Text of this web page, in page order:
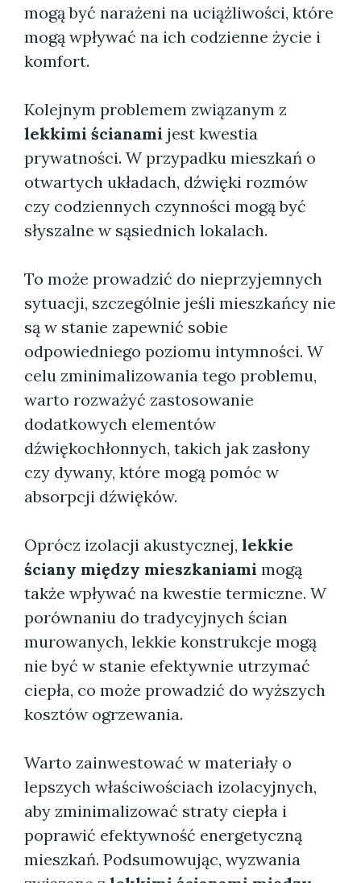
mogą być narażeni na uciążliwości, które
mogą wpływać na ich codzienne życie i
komfort.
Kolejnym problemem związanym z
lekkimi ścianami jest kwestia
prywatności. W przypadku mieszkań o
otwartych układach, dźwięki rozmów
czy codziennych czynności mogą być
słyszalne w sąsiednich lokalach.
To może prowadzić do nieprzyjemnych
sytuacji, szczególnie jeśli mieszkańcy nie
są w stanie zapewnić sobie
odpowiedniego poziomu intymności. W
celu zminimalizowania tego problemu,
warto rozważyć zastosowanie
dodatkowych elementów
dźwiękochłonnych, takich jak zasłony
czy dywany, które mogą pomóc w
absorpcji dźwięków.
Oprócz izolacji akustycznej, lekkie
ściany między mieszkaniami mogą
także wpływać na kwestie termiczne. W
porównaniu do tradycyjnych ścian
murowanych, lekkie konstrukcje mogą
nie być w stanie efektywnie utrzymać
ciepła, co może prowadzić do wyższych
kosztów ogrzewania.
Warto zainwestować w materiały o
lepszych właściwościach izolacyjnych,
aby zminimalizować straty ciepła i
poprawić efektywność energetyczną
mieszkań. Podsumowując, wyzwania